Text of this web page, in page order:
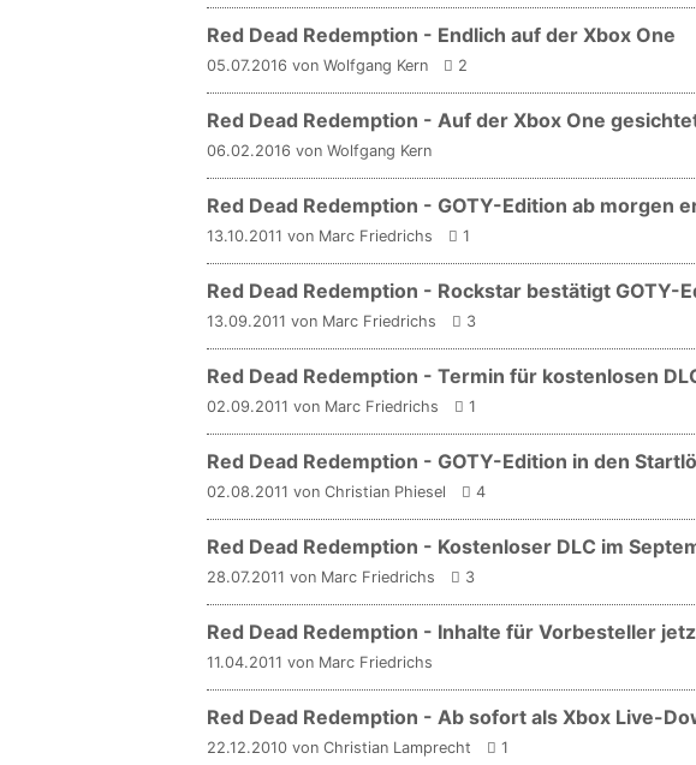
Red Dead Redemption - Endlich auf der Xbox One
05.07.2016 von Wolfgang Kern 2
Red Dead Redemption - Auf der Xbox One
06.02.2016 von Wolfgang Kern
Red Dead Redemption - GOTY-Edition ab morgen
13.10.2011 von Marc Friedrichs 1
Red Dead Redemption - Rockstar bestätigt GOTY-
13.09.2011 von Marc Friedrichs 3
Red Dead Redemption - Termin für kostenlosen
02.09.2011 von Marc Friedrichs 1
Red Dead Redemption - GOTY-Edition in den
02.08.2011 von Christian Phiesel 4
Red Dead Redemption - Kostenloser DLC im
28.07.2011 von Marc Friedrichs 3
Red Dead Redemption - Inhalte für Vorbesteller
11.04.2011 von Marc Friedrichs
Red Dead Redemption - Ab sofort als Xbox Live-
22.12.2010 von Christian Lamprecht 1